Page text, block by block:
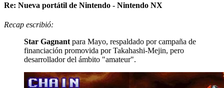
Re: Nueva portátil de Nintendo - Nintendo NX
Recap escribió:
Star Gagnant para Mayo, respaldado por campaña de
financiación promovida por Takahashi-Mejin, pero
desarrollador del ámbito "amateur".